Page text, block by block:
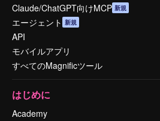
Claude/ChatGPT向けMCP 新規
エージェント 新規
API
モバイルアプリ
すべてのMagnificツール
はじめに
Academy